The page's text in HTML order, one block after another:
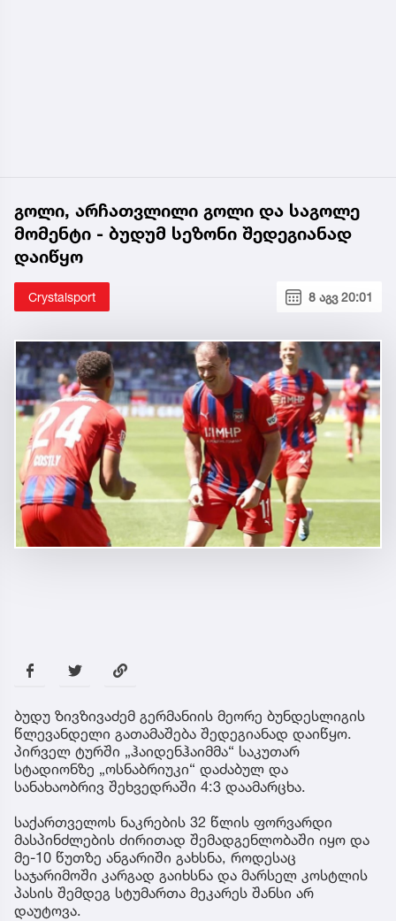
გოლი, არჩათვლილი გოლი და საგოლე
მომენტი - ბუდუმ სეზონი შედეგიანად
დაიწყო
Crystalsport 8 აგვ 20:01
ბუდუ ზივზივაძემ გერმანიის მეორე ბუნდესლიგის
წლევანდელი გათამაშება შედეგიანად დაიწყო.
პირველ ტურში „ჰაიდენჰაიმმა“ საკუთარ
სტადიონზე „ოსნაბრიუკი“ დაძაბულ და
სანახაობრივ შეხვედრაში 4:3 დაამარცხა.
საქართველოს ნაკრების 32 წლის ფორვარდი
მასპინძლების ძირითად შემადგენლობაში იყო და
მე-10 წუთზე ანგარიში გახსნა, როდესაც
საჯარიმოში კარგად გაიხსნა და მარსელ კოსტლის
პასის შემდეგ სტუმართა მეკარეს შანსი არ
დაუტოვა.